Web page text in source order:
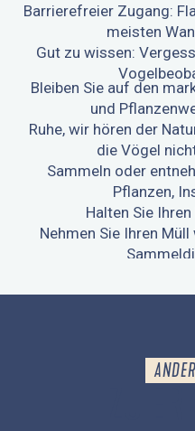
Barrierefreier Zugang:
meisten
Gut zu wissen:
Bleiben Sie auf den
und
Ruhe, wir hören der
die Vögel
Sammeln oder
Pflanzen,
Halten Sie
Nehmen Sie Ihren
um den